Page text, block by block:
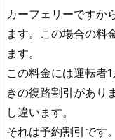
カーフェリーですか
ます。この場合の料
ます。
この料金には運転者
きの復路割引があり
し違います。
それは予約割引です